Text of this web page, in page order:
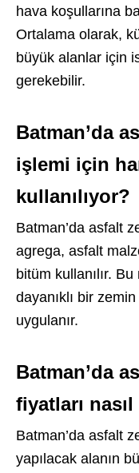
hava koşullarına
Ortalama olarak,
büyük alanlar için
gerekebilir.
Batman’da
işlemi için
kullanılıyor?
Batman’da asfalt
agrega, asfalt
bitüm kullanılır.
dayanıklı bir
uygulanır.
Batman’da
fiyatları
Batman’da asfalt
yapılacak alanın